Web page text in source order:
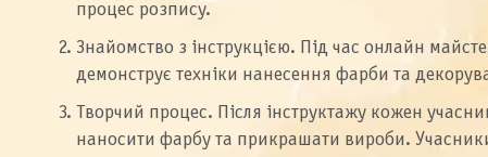
процес розпису.
Знайомство з інструкцією. Під час онлайн
демонструє техніки нанесення фарби та
Творчий процес. Після інструктажу кожен
наносити фарбу та прикрашати вироби.